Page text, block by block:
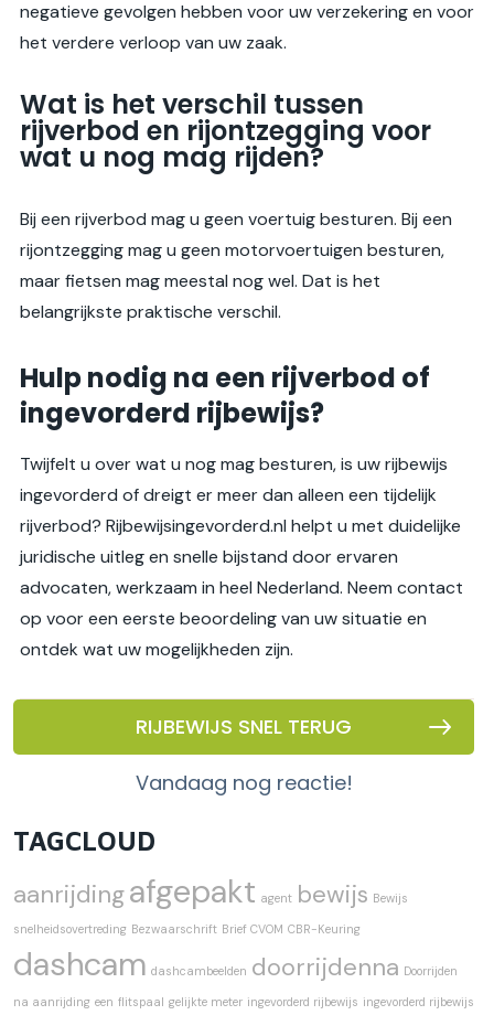
negatieve gevolgen hebben voor uw verzekering en voor
het verdere verloop van uw zaak.
Wat is het verschil tussen
rijverbod en rijontzegging voor
wat u nog mag rijden?
Bij een rijverbod mag u geen voertuig besturen. Bij een
rijontzegging mag u geen motorvoertuigen besturen,
maar fietsen mag meestal nog wel. Dat is het
belangrijkste praktische verschil.
Hulp nodig na een rijverbod of
ingevorderd rijbewijs?
Twijfelt u over wat u nog mag besturen, is uw rijbewijs
ingevorderd of dreigt er meer dan alleen een tijdelijk
rijverbod? Rijbewijsingevorderd.nl helpt u met duidelijke
juridische uitleg en snelle bijstand door ervaren
advocaten, werkzaam in heel Nederland. Neem contact
op voor een eerste beoordeling van uw situatie en
ontdek wat uw mogelijkheden zijn.
RIJBEWIJS SNEL TERUG
vandaag nog reactie!
TAGCLOUD
aanrijdingafgepakt agent bewijs Bewijs
snelheidsovertreding Bezwaarschrift Brief CVOM CBR-Keuring
dashcam dashcambeelden doorrijdenna Doorrijden
na aanrijding een flitspaal gelijkte meter ingevorderd rijbewijs ingevorderd rijbewijs